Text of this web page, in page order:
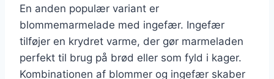
En anden populær variant er
blommemarmelade med ingefær. Ingefær
tilføjer en krydret varme, der gør marmeladen
perfekt til brug på brød eller som fyld i kager.
Kombinationen af blommer og ingefær skaber